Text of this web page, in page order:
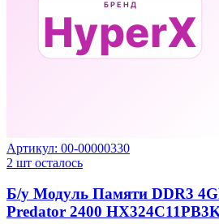
Артикул: 00-00000330
2 шт осталось
Б/у Модуль Памяти DDR3
Predator 2400